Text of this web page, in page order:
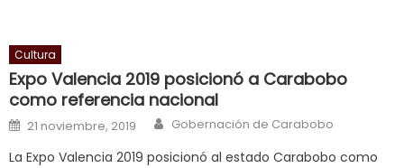
long
hard
fuck,
सच
Cultura
Expo Valencia 2019 posicionó a Carabobo
como referencia nacional
Posted on
21 noviembre, 2019 Author
Gobernación de Carabobo
La Expo Valencia 2019 posicionó al estado Carabobo como